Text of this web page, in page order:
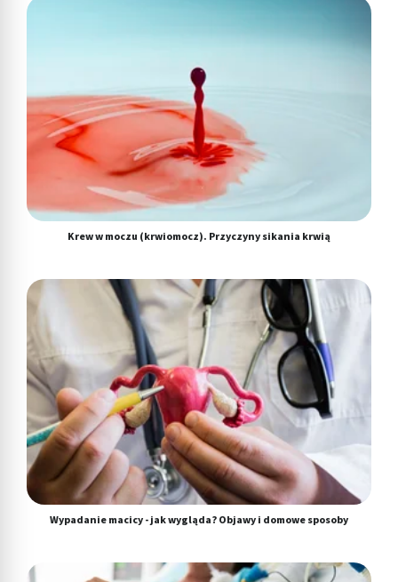
Krew w moczu (krwiomocz). Przyczyny sikania krwią
Wypadanie macicy - jak wygląda? Objawy i domowe sposoby